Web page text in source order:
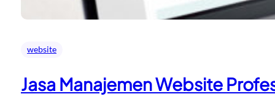
website
Jasa Manajemen Website